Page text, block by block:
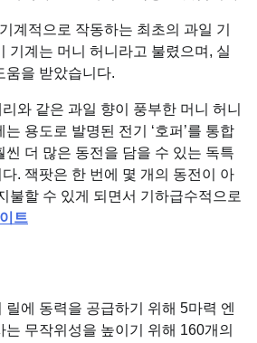
계적으로 작동하는 최초의 과일 기
기계는 머니 허니라고 불렸으며, 실
움을 받았습니다.
와 같은 과일 향이 풍부한 머니 허니
용도로 발명된 전기 ‘호퍼’를 통합
더 많은 동전을 담을 수 있는 독특
. 잭팟은 한 번에 몇 개의 동전이 아
불할 수 있게 되면서 기하급수적으로
트
에 동력을 공급하기 위해 5마력 엔
는 무작위성을 높이기 위해 160개의